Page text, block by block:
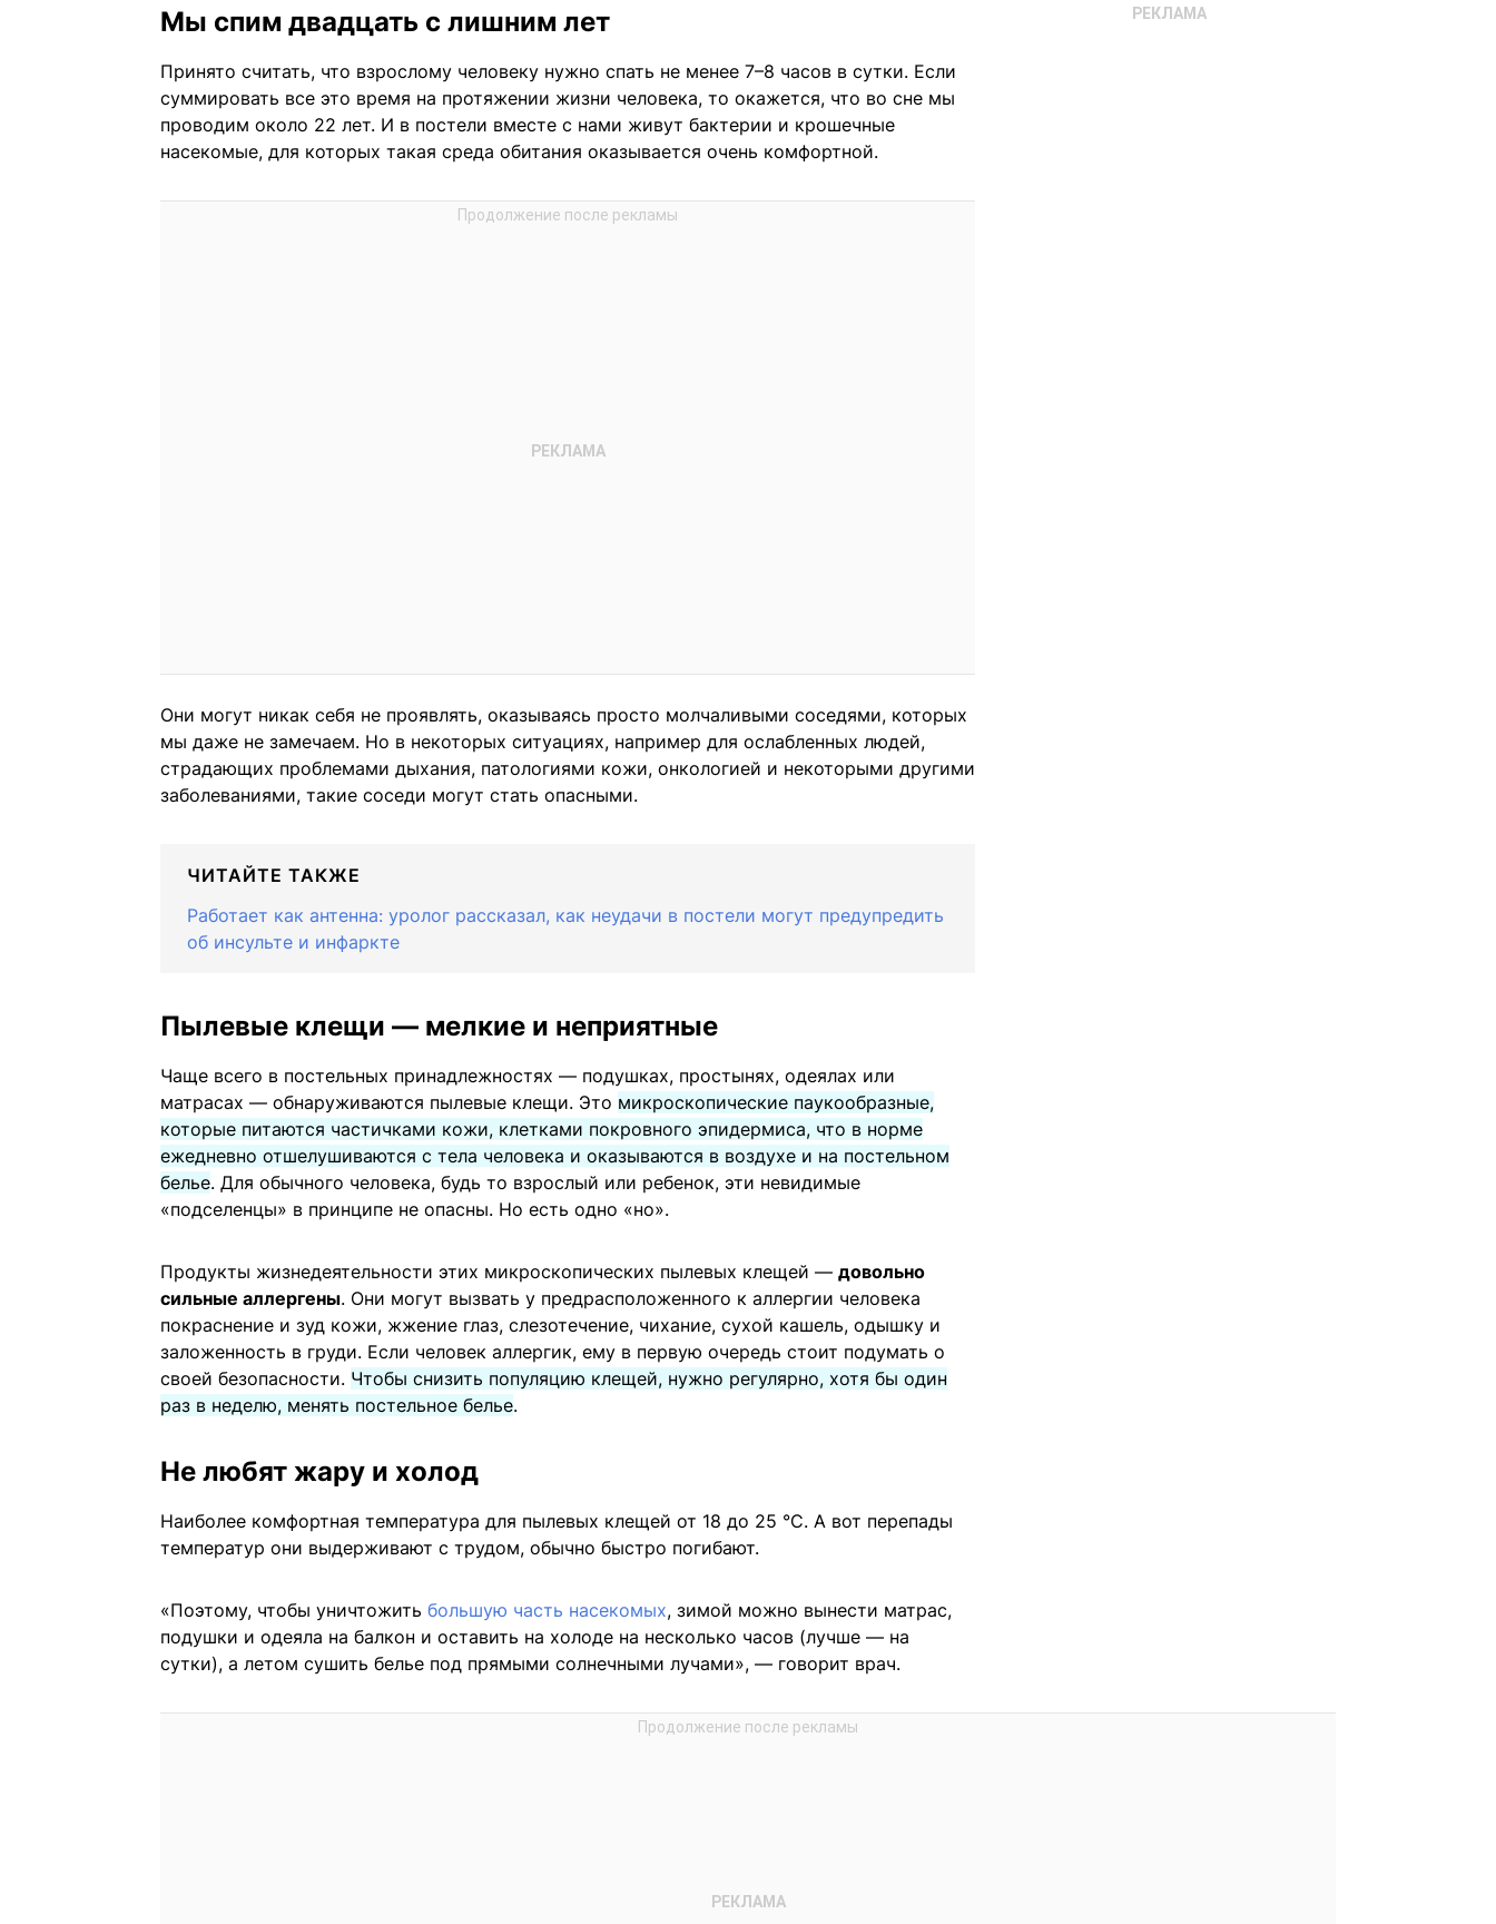
Мы спим двадцать с лишним лет
Принято считать, что взрослому человеку нужно спать не менее 7–8 часов в сутки. Если
суммировать все это время на протяжении жизни человека, то окажется, что во сне мы
проводим около 22 лет. И в постели вместе с нами живут бактерии и крошечные
насекомые, для которых такая среда обитания оказывается очень комфортной.
Они могут никак себя не проявлять, оказываясь просто молчаливыми соседями, которых
мы даже не замечаем. Но в некоторых ситуациях, например для ослабленных людей,
страдающих проблемами дыхания, патологиями кожи, онкологией и некоторыми другими
заболеваниями, такие соседи могут стать опасными.
ЧИТАЙТЕ ТАКЖЕ
Работает как антенна: уролог рассказал, как неудачи в постели могут предупредить
об инсульте и инфаркте
Пылевые клещи — мелкие и неприятные
Чаще всего в постельных принадлежностях — подушках, простынях, одеялах или
матрасах — обнаруживаются пылевые клещи. Это микроскопические паукообразные,
которые питаются частичками кожи, клетками покровного эпидермиса, что в норме
ежедневно отшелушиваются с тела человека и оказываются в воздухе и на постельном
белье. Для обычного человека, будь то взрослый или ребенок, эти невидимые
«подселенцы» в принципе не опасны. Но есть одно «но».
Продукты жизнедеятельности этих микроскопических пылевых клещей — довольно
сильные аллергены. Они могут вызвать у предрасположенного к аллергии человека
покраснение и зуд кожи, жжение глаз, слезотечение, чихание, сухой кашель, одышку и
заложенность в груди. Если человек аллергик, ему в первую очередь стоит подумать о
своей безопасности. Чтобы снизить популяцию клещей, нужно регулярно, хотя бы один
раз в неделю, менять постельное белье.
Не любят жару и холод
Наиболее комфортная температура для пылевых клещей от 18 до 25 °C. А вот перепады
температур они выдерживают с трудом, обычно быстро погибают.
«Поэтому, чтобы уничтожить большую часть насекомых, зимой можно вынести матрас,
подушки и одеяла на балкон и оставить на холоде на несколько часов (лучше — на
сутки), а летом сушить белье под прямыми солнечными лучами», — говорит врач.